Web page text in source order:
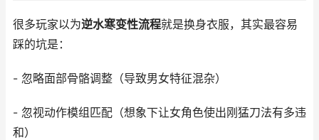
很多玩家以为逆水寒变性流程就是换身衣服，其实最容易
踩的坑是：
- 忽略面部骨骼调整（导致男女特征混杂）
- 忽视动作模组匹配（想象下让女角色使出刚猛刀法有多违
和）